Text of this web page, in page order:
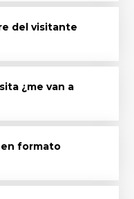
del visitante
¿me van a
en formato